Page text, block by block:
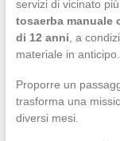
servizi di vicinato
tosaerba manuale
di 12 anni , a
materiale in anticipo.
Proporre un
trasforma una
diversi mesi.